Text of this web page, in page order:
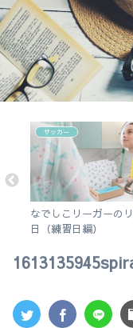
サッカー
なでしこリーガーの
日（練習日編）